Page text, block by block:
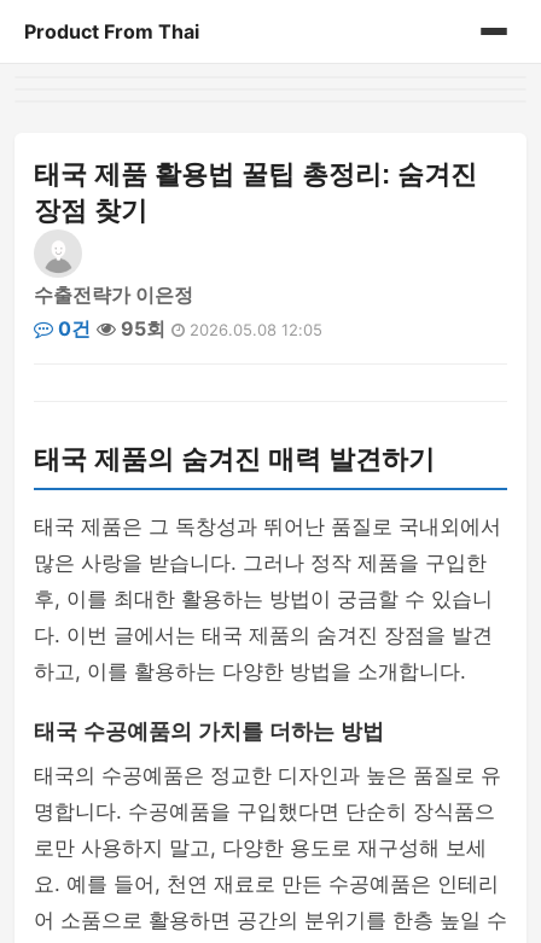
Product From Thai
태국 제품 활용법 꿀팁 총정리: 숨겨진
장점 찾기
수출전략가 이은정
0건
95회 2026.05.08 12:05
태국 제품의 숨겨진 매력 발견하기
태국 제품은 그 독창성과 뛰어난 품질로 국내외에서
많은 사랑을 받습니다. 그러나 정작 제품을 구입한
후, 이를 최대한 활용하는 방법이 궁금할 수 있습니
다. 이번 글에서는 태국 제품의 숨겨진 장점을 발견
하고, 이를 활용하는 다양한 방법을 소개합니다.
태국 수공예품의 가치를 더하는 방법
태국의 수공예품은 정교한 디자인과 높은 품질로 유
명합니다. 수공예품을 구입했다면 단순히 장식품으
로만 사용하지 말고, 다양한 용도로 재구성해 보세
요. 예를 들어, 천연 재료로 만든 수공예품은 인테리
어 소품으로 활용하면 공간의 분위기를 한층 높일 수